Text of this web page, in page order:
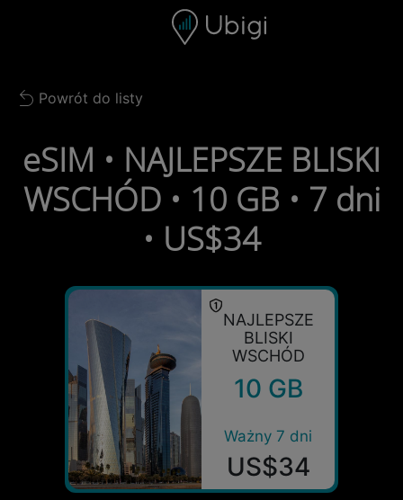
Pasek nawigacyjny Stopka
Back to list
Powrót do listy
eSIM • NAJLEPSZE BLISKI
WSCHÓD • 10 GB • 7 dni
• US$34
NAJLEPSZE
BLISKI
WSCHÓD
10 GB
Ważny 7 dni
US$34